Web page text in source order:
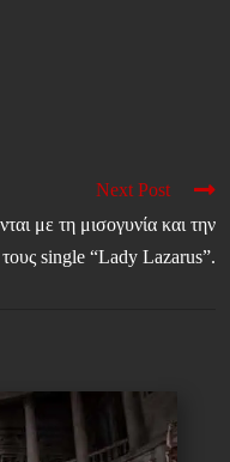
Next Post
με τη μισογυνία και την
single “Lady Lazarus”.